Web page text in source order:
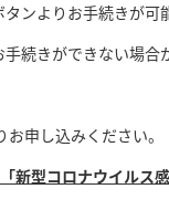
ンよりお手続きが可
続きができない場合
お申し込みください。
「新型コロナウイルス